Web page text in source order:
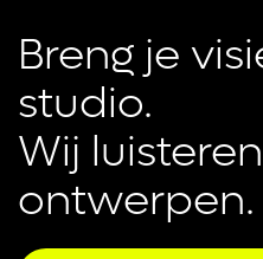
Breng je
studio.
Wij
ontwerpen.